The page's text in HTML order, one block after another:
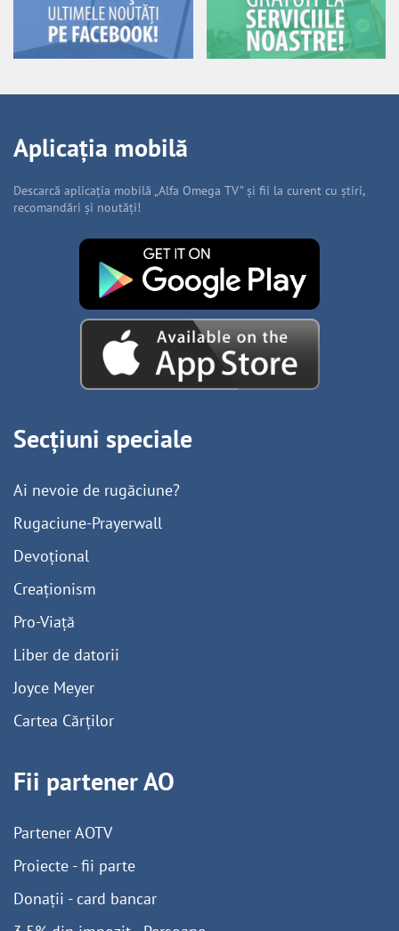
Aplicația mobilă
Descarcă aplicația mobilă „Alfa Omega TV” și fii la curent cu știri,
recomandări și noutăți!
Secțiuni speciale
Ai nevoie de rugăciune?
Rugaciune-Prayerwall
Devoțional
Creaționism
Pro-Viață
Liber de datorii
Joyce Meyer
Cartea Cărților
Fii partener AO
Partener AOTV
Proiecte - fii parte
Donații - card bancar